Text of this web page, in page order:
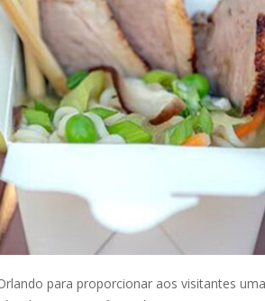
para proporcionar aos visitantes